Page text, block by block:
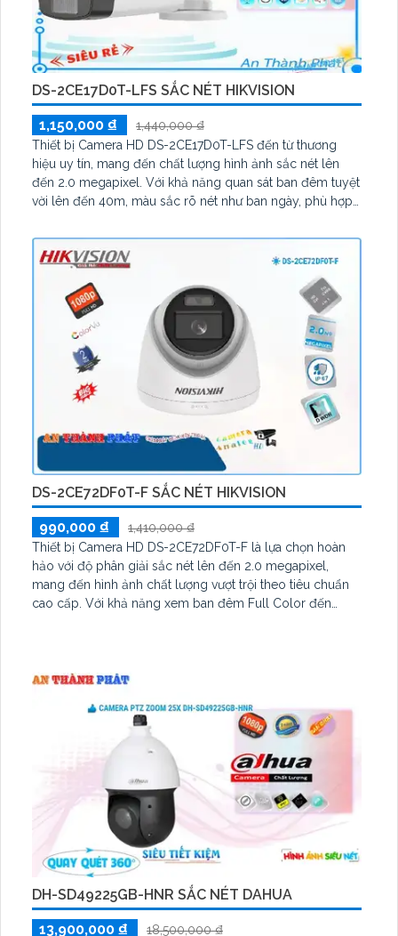
DS-2CE17D0T-LFS SẮC NÉT HIKVISION
1,150,000 ₫
1,440,000 ₫
Thiết bị Camera HD DS-2CE17D0T-LFS đến từ thương
hiệu uy tín, mang đến chất lượng hình ảnh sắc nét lên
đến 2.0 megapixel. Với khả năng quan sát ban đêm tuyệt
vời lên đến 40m, màu sắc rõ nét như ban ngày, phù hợp
DS-2CE72DF0T-F SẮC NÉT HIKVISION
990,000 ₫
1,410,000 ₫
Thiết bị Camera HD DS-2CE72DF0T-F là lựa chọn hoàn
hảo với độ phân giải sắc nét lên đến 2.0 megapixel,
mang đến hình ảnh chất lượng vượt trội theo tiêu chuẩn
cao cấp. Với khả năng xem ban đêm Full Color đến
điều kiện ánh sáng yếu
DH-SD49225GB-HNR SẮC NÉT DAHUA
13,900,000 ₫
18,500,000 ₫